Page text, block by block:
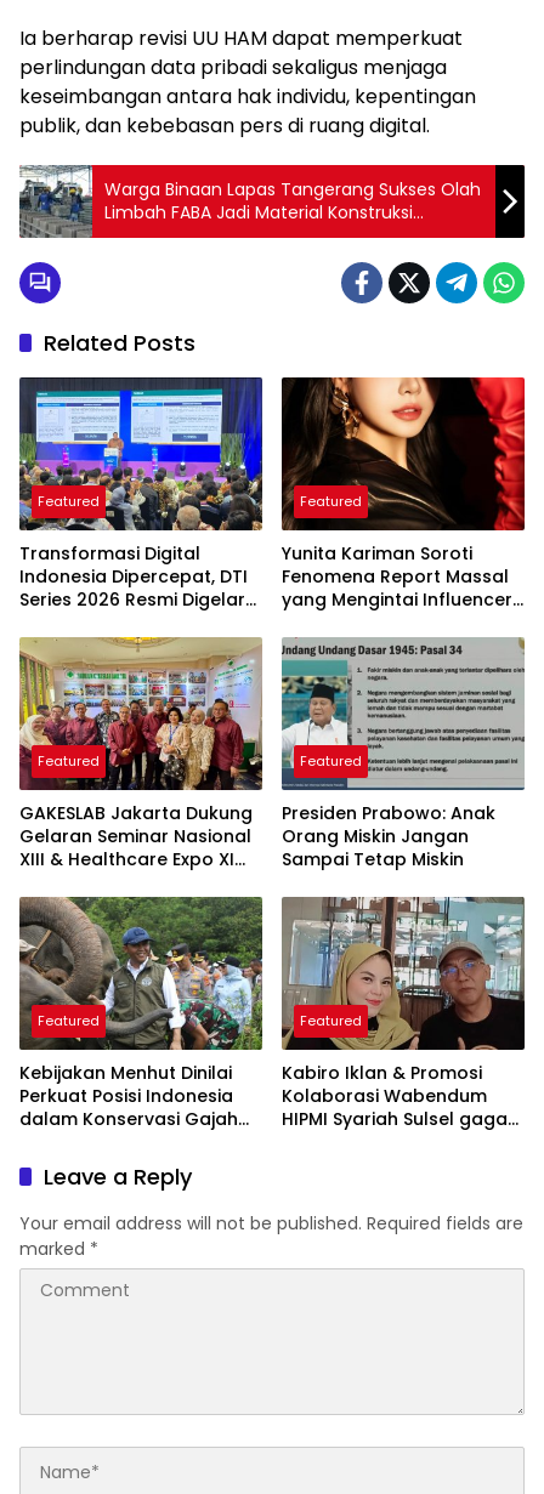
Ia berharap revisi UU HAM dapat memperkuat
perlindungan data pribadi sekaligus menjaga
keseimbangan antara hak individu, kepentingan
publik, dan kebebasan pers di ruang digital.
Warga Binaan Lapas Tangerang Sukses Olah
Limbah FABA Jadi Material Konstruksi
Berstandar WIKA
Related Posts
Featured
Transformasi Digital
Indonesia Dipercepat, DTI
Series 2026 Resmi Digelar
Featured
Yunita Kariman Soroti
Fenomena Report Massal
yang Mengintai Influencer,
yang Perlu Diketahui
Featured
GAKESLAB Jakarta Dukung
Gelaran Seminar Nasional
XIII & Healthcare Expo XI
Featured
Presiden Prabowo: Anak
Orang Miskin Jangan
Sampai Tetap Miskin
Featured
Kebijakan Menhut Dinilai
Perkuat Posisi Indonesia
dalam Konservasi Gajah
Featured
Kabiro Iklan & Promosi
Kolaborasi Wabendum
HIPMI Syariah Sulsel gagas
Leave a Reply
Your email address will not be published. Required fields are
marked *